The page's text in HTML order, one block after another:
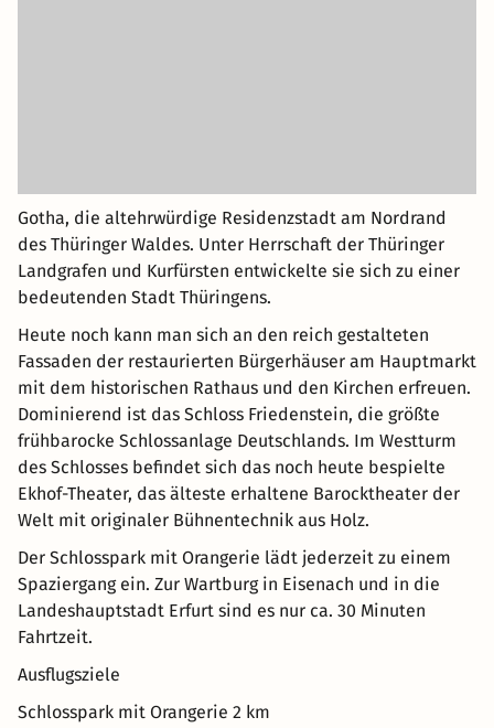
Gotha, die altehrwürdige Residenzstadt am Nordrand
des Thüringer Waldes. Unter Herrschaft der Thüringer
Landgrafen und Kurfürsten entwickelte sie sich zu einer
bedeutenden Stadt Thüringens.
Heute noch kann man sich an den reich gestalteten
Fassaden der restaurierten Bürgerhäuser am Hauptmarkt
mit dem historischen Rathaus und den Kirchen erfreuen.
Dominierend ist das Schloss Friedenstein, die größte
frühbarocke Schlossanlage Deutschlands. Im Westturm
des Schlosses befindet sich das noch heute bespielte
Ekhof-Theater, das älteste erhaltene Barocktheater der
Welt mit originaler Bühnentechnik aus Holz.
Der Schlosspark mit Orangerie lädt jederzeit zu einem
Spaziergang ein. Zur Wartburg in Eisenach und in die
Landeshauptstadt Erfurt sind es nur ca. 30 Minuten
Fahrtzeit.
Ausflugsziele
Schlosspark mit Orangerie 2 km